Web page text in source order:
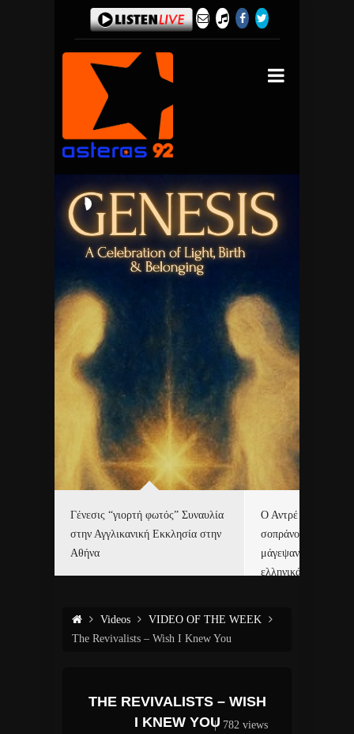
Γένεσις “γιορτή φωτός” Συναυλία
στην Αγγλικανική Εκκλησία στην
Αθήνα
Ο Αντρέ Ριέ και η
σοπράνο Χριστίνα
μάγεψαν το
ελληνικά κάλαντα!
Videos
VIDEO OF THE WEEK
The Revivalists – Wish I Knew You
THE REVIVALISTS – WISH
I KNEW YOU
| 782 views